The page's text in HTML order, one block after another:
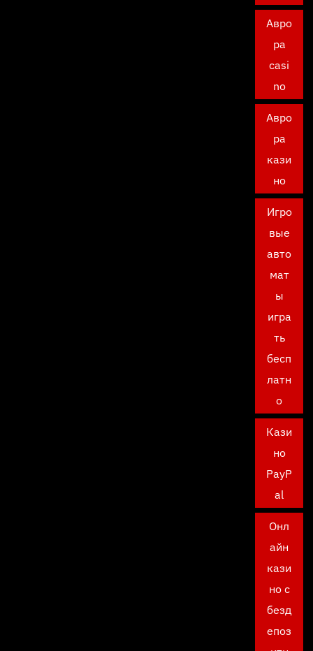
Авро
ра
casi
no
Авро
ра
кази
но
Игро
вые
авто
мат
ы
игра
ть
бесп
латн
о
Кази
но
PayP
al
Онл
айн
кази
но с
безд
епоз